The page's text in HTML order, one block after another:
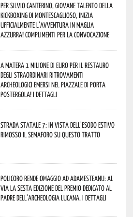
Per Silvio Canterino, giovane talento della
kickboxing di Montescaglioso, inizia
ufficialmente l’avventura in maglia
azzurra! Complimenti per la convocazione
A Matera 1 milione di euro per il restauro
degli straordinari ritrovamenti
archeologici emersi nel piazzale di Porta
Postergola! I dettagli
Strada statale 7: in vista dell’esodo estivo
rimosso il semaforo su questo tratto
Policoro rende omaggio ad Adamesteanu: al
via la sesta edizione del Premio dedicato al
padre dell’archeologia lucana. I dettagli